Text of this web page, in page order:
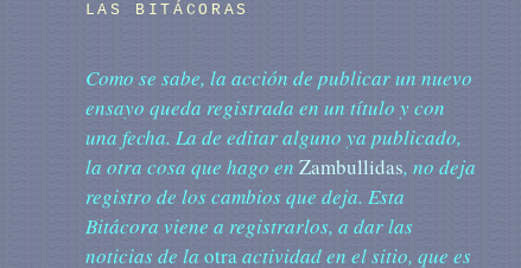
LAS BITÁCORAS
Como se sabe, la acción de publicar un nuevo
ensayo queda registrada en un título y con
una fecha. La de editar alguno ya publicado,
la otra cosa que hago en Zambullidas, no deja
registro de los cambios que deja. Esta
Bitácora viene a registrarlos, a dar las
noticias de la otraactividad en el sitio, que es